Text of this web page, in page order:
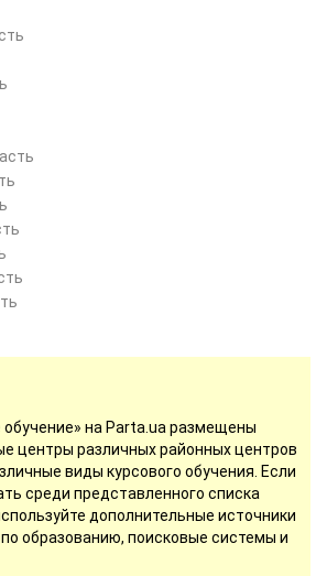
обучение» на Parta.ua размещены
центры различных районных центров
виды курсового обучения. Если
среди представленного списка
дополнительные источники
образованию, поисковые системы и